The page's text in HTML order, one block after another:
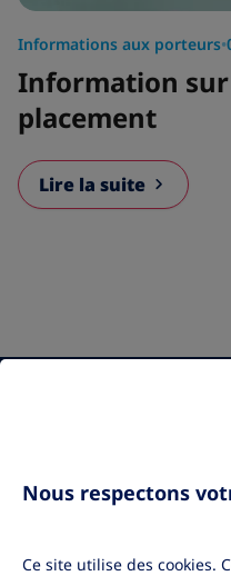
Informations aux porteurs•
Information
placement
Lire la suite
Nous respectons
Ce site utilise des cookies.